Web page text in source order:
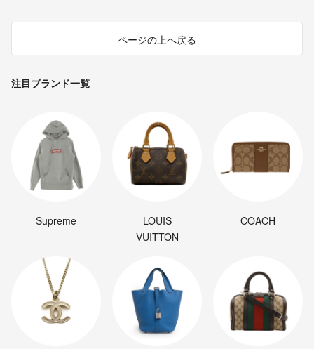
ページの上へ戻る
注目ブランド一覧
Supreme
LOUIS
VUITTON
COACH